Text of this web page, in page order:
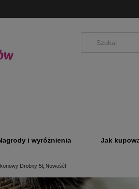
i wyróżnienia Jak
Drobny 5l, Nowość!